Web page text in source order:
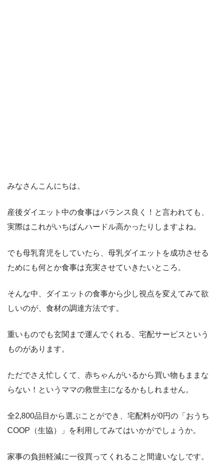
みなさんこんにちは。
産後ダイエット中の食事はバランス良く！と言われても、
実際はこれがいちばんハードル高かったりしますよね。
でも母乳育児をしていたら、母乳ダイエットを成功させる
ためにも何とか食事は充実させていきたいところ。
そんな中、ダイエットの食事から少し視点を変えてみて欲
しいのが、食材の調達方法です。
重いものでも玄関まで運んでくれる、宅配サービスという
ものがあります。
ただでさえ忙しくて、赤ちゃんがいるから買い物もままな
らない！というママの救世主になるかもしれません。
全2,800品目から選ぶことができ、宅配料が0円の「おうち
COOP（生協）」を利用してみてはいかがでしょうか。
家事の負担軽減に一役買ってくれること間違いなしです。